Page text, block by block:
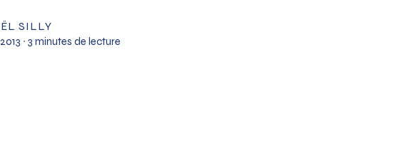
SILLY
∙ 3 minutes de lecture